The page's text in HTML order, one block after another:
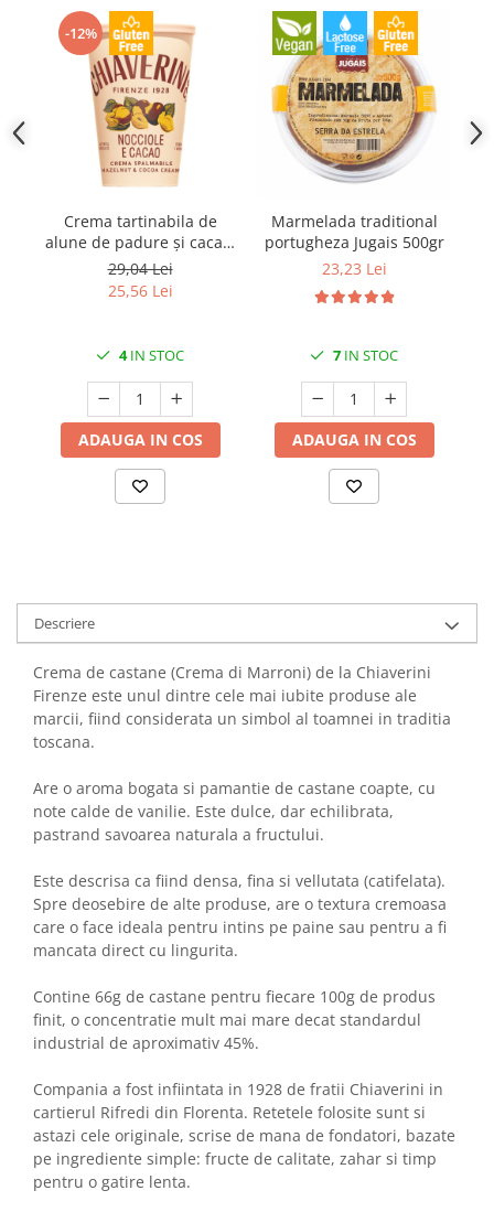
-12%
Crema tartinabila de
alune de padure și cacao,
30% alune 300gr
Chiaverini
29,04 Lei
25,56 Lei
4IN STOC
ADAUGA IN COS
Marmelada traditional
portugheza Jugais 500gr
23,23 Lei
7 IN STOC
ADAUGA IN COS
Descriere
Crema de castane (Crema di Marroni) de la Chiaverini
Firenze este unul dintre cele mai iubite produse ale
marcii, fiind considerata un simbol al toamnei in traditia
toscana.
Are o aroma bogata si pamantie de castane coapte, cu
note calde de vanilie. Este dulce, dar echilibrata,
pastrand savoarea naturala a fructului.
Este descrisa ca fiind densa, fina si vellutata (catifelata).
Spre deosebire de alte produse, are o textura cremoasa
care o face ideala pentru intins pe paine sau pentru a fi
mancata direct cu lingurita.
Contine 66g de castane pentru fiecare 100g de produs
finit, o concentratie mult mai mare decat standardul
industrial de aproximativ 45%.
Compania a fost infiintata in 1928 de fratii Chiaverini in
cartierul Rifredi din Florenta. Retetele folosite sunt si
astazi cele originale, scrise de mana de fondatori, bazate
pe ingrediente simple: fructe de calitate, zahar si timp
pentru o gatire lenta.